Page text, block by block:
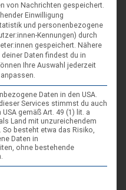
2026
26
(Harz)-Wienrode
2026
26
- Werde zur Spielfigur“ -
von Nachrichten gespeichert.
Einwilligung
und personenbezogene
Kennungen) durch
gespeichert. Nähere
Daten findest du in
Ihre Auswahl jederzeit
Daten in den USA.
Services stimmst du auch
gemäß Art. 49 (1) lit. a
Land mit unzureichendem
besteht etwa das Risiko,
Daten in
ohne bestehende
für die eine